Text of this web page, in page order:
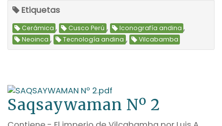
Etiquetas
Cerámica , Cusco Perú , Iconografía andina ,
Neoinca , Tecnología andina , Vilcabamba
Saqsaywaman Nº 2